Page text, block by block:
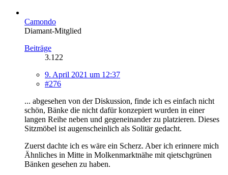
Camondo
Diamant-Mitglied
Beiträge
3.122
9. April 2021 um 12:37
#276
... abgesehen von der Diskussion, finde ich es einfach nicht
schön, Bänke die nicht dafür konzepiert wurden in einer
langen Reihe neben und gegeneinander zu platzieren. Dieses
Sitzmöbel ist augenscheinlich als Solitär gedacht.
Zuerst dachte ich es wäre ein Scherz. Aber ich erinnere mich
Ähnliches in Mitte in Molkenmarktnähe mit qietschgrünen
Bänken gesehen zu haben.